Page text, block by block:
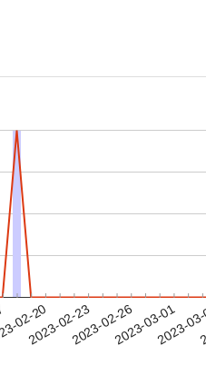
02-20
2023-02-232023-02-262023-03-01
2023-